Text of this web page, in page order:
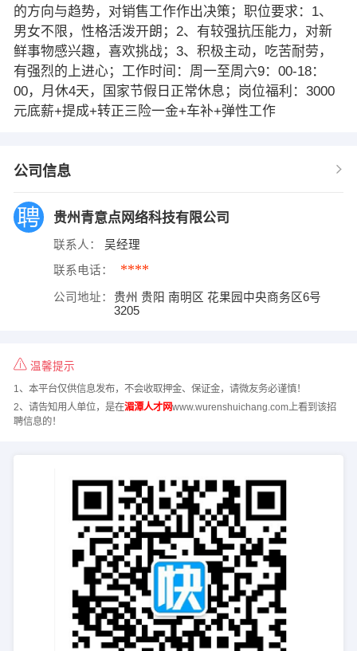
的方向与趋势，对销售工作作出决策；职位要求：1、
男女不限，性格活泼开朗；2、有较强抗压能力，对新
鲜事物感兴趣，喜欢挑战；3、积极主动，吃苦耐劳，
有强烈的上进心；工作时间：周一至周六9：00-18：
00，月休4天，国家节假日正常休息；岗位福利：3000
元底薪+提成+转正三险一金+车补+弹性工作
公司信息
贵州青意点网络科技有限公司
联系人： 吴经理
联系电话： ****
公司地址：
贵州 贵阳 南明区 花果园中央商务区6号
3205
温馨提示
1、本平台仅供信息发布，不会收取押金、保证金，请微友务必谨慎！
2、请告知用人单位，是在湄潭人才网www.wurenshuichang.com上看到该招
聘信息的！